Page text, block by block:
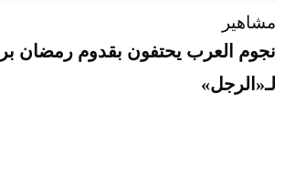
مشاهير
نجوم العرب يحتفون بقدوم رمضان
لـ«الرجل»